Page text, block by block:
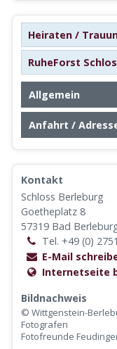
Heiraten /
RuheForst
Allgemein
Anfahrt /
Kontakt
Schloss Berleburg
Goetheplatz 8
57319 Bad
Tel. +49 (0)
E-Mail
Internetseite
Bildnachweis
© Wittgenstein-
Fotografen
Fotofreunde